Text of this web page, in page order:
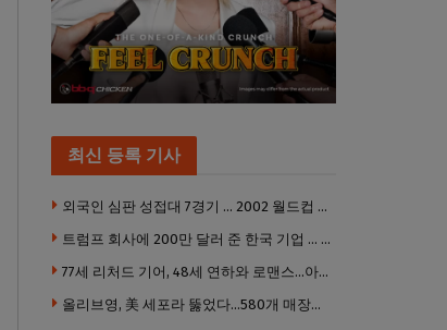
최신 등록 기사
외국인 심판 성접대 7경기 … 2002 월드컵 4강 신화도 흔들
트럼프 회사에 200만 달러 준 한국 기업 … 민주당 뇌물의혹 조사
77세 리처드 기어, 48세 연하와 로맨스…아들과 3살 차
올리브영, 美 세포라 뚫었다…580개 매장에 ‘K뷰티에딧’ 론칭